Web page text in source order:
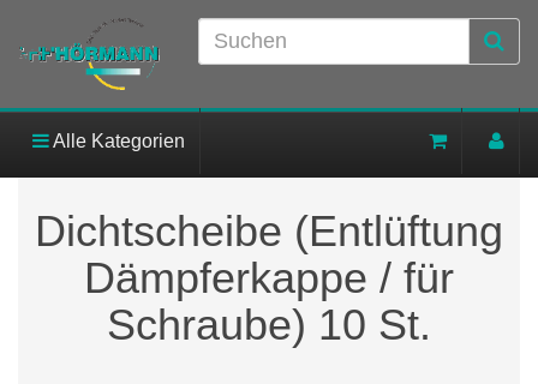
Alle Kategorien
Dichtscheibe (Entlüftung
Dämpferkappe / für
Schraube) 10 St.